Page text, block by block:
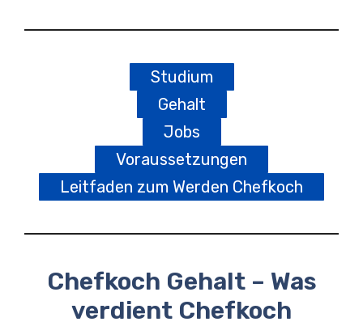
Studium
Gehalt
Jobs
Voraussetzungen
Leitfaden zum Werden Chefkoch
Chefkoch Gehalt – Was
verdient Chefkoch